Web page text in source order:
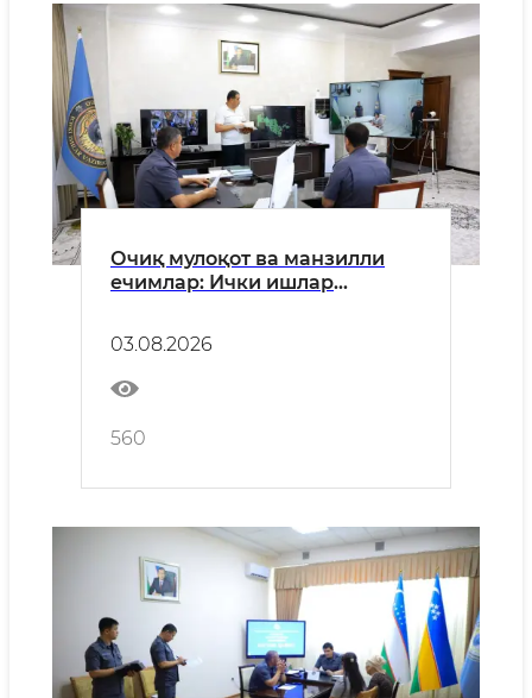
Очиқ мулоқот ва манзилли
ечимлар: Ички ишлар
муаммоларини ҳал этишнинг
самарали механизмига
айланмоқда
03.08.2026
560